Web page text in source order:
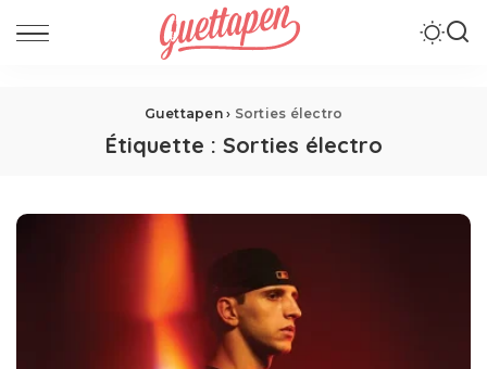
Guettapen› Sorties électro
Étiquette : Sorties électro